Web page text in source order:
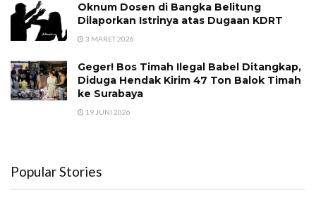
Oknum Dosen di Bangka Belitung
Dilaporkan Istrinya atas Dugaan KDRT
3 MARET 2026
Geger! Bos Timah Ilegal Babel Ditangkap,
Diduga Hendak Kirim 47 Ton Balok Timah
ke Surabaya
19 JUNI 2026
Popular Stories